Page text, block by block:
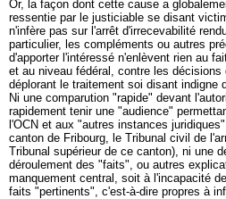
Or, la façon dont cette cause a
ressentie par le justiciable se disant
n'infère pas sur l'arrêt d'irrecevabilité
particulier, les compléments ou autres
d'apporter l'intéressé n'enlèvent rien au
et au niveau fédéral, contre les
déplorant le traitement soi disant indigne
Ni une comparution "rapide" devant
rapidement tenir une "audience"
l'OCN et aux "autres instances
canton de Fribourg, le Tribunal civil de
Tribunal supérieur de ce canton), ni une
déroulement des "faits", ou autres
manquement central, soit à l'incapacité
faits "pertinents", c'est-à-dire propres à